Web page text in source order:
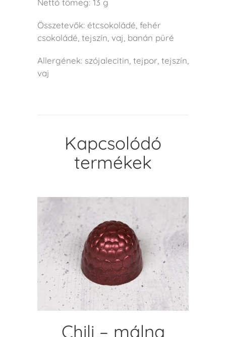
Összetevők: étcsokoládé, fehér
csokoládé, tejszín, vaj, banán püré
Allergének: szójalecitin, tejpor, tejszín,
vaj
Kapcsolódó
termékek
KOSÁRBA TESZEM
Chili – málna